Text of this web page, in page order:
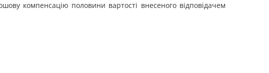
компенсацію половини вартості внесеного відповідачем